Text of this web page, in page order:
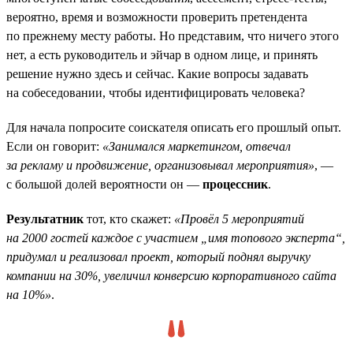
вероятно, время и возможности проверить претендента
по прежнему месту работы. Но представим, что ничего этого
нет, а есть руководитель и эйчар в одном лице, и принять
решение нужно здесь и сейчас. Какие вопросы задавать
на собеседовании, чтобы идентифицировать человека?
Для начала попросите соискателя описать его прошлый опыт.
Если он говорит: «Занимался маркетингом, отвечал
за рекламу и продвижение, организовывал мероприятия», —
с большой долей вероятности он — процессник.
Результатник тот, кто скажет: «Провёл 5 мероприятий
на 2000 гостей каждое с участием „имя топового эксперта“,
придумал и реализовал проект, который поднял выручку
компании на 30%, увеличил конверсию корпоративного сайта
на 10%».